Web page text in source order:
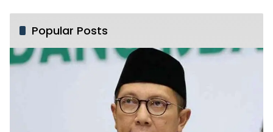
Popular Posts